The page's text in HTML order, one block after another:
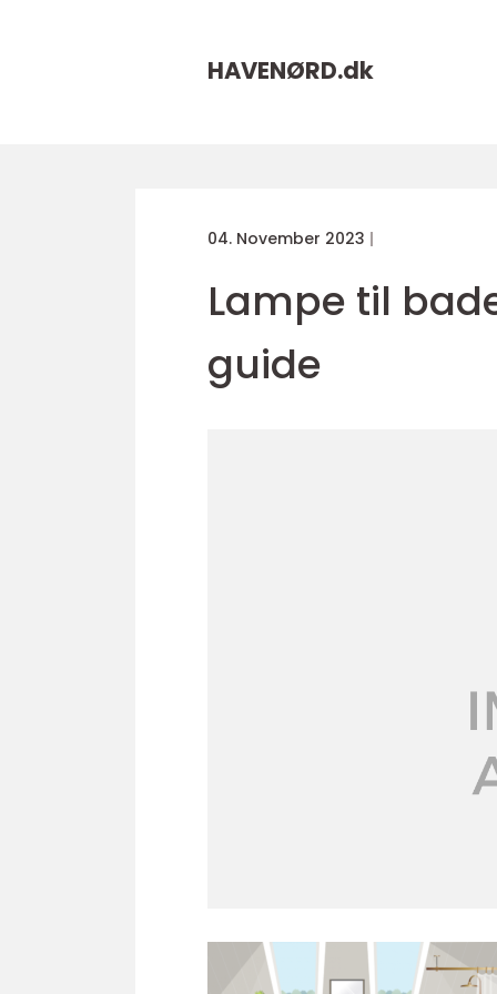
HAVENØRD.dk
04. November 2023
Lampe til
guide